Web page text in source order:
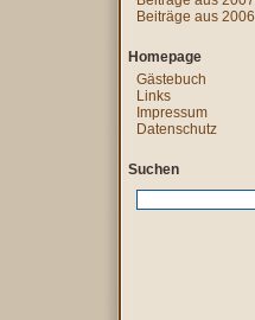
Beiträge aus 2006
Homepage
Gästebuch
Links
Impressum
Datenschutz
Suchen